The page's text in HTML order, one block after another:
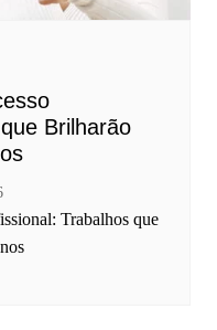
Brilharão
Trabalhos que